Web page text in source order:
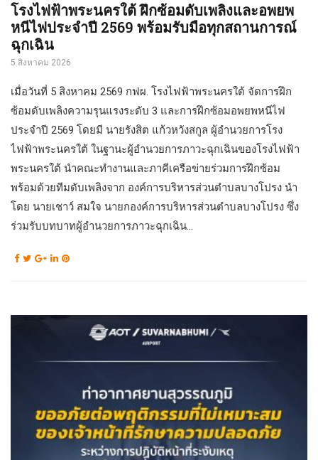
โรงไฟฟ้าพระนครใต้ ฝึกซ้อมดับเพลิงและอพยพ
หนีไฟประจำปี 2569 พร้อมรับมือทุกสถานการณ์
ฉุกเฉิน
5 สิงหาคม 2026
เมื่อวันที่ 5 สิงหาคม 2569 กฟผ. โรงไฟฟ้าพระนครใต้ จัดการฝึก
ซ้อมดับเพลิงความรุนแรงระดับ 3 และการฝึกซ้อมอพยพหนีไฟ
ประจำปี 2569 โดยมี นายรังสิต แก้วหวังสกูล ผู้อำนวยการโรง
ไฟฟ้าพระนครใต้ ในฐานะผู้อำนวยการภาวะฉุกเฉินของโรงไฟฟ้า
พระนครใต้ นำคณะทำงานและภาคีเครือข่ายร่วมการฝึกซ้อม
พร้อมด้วยทีมดับเพลิงจาก องค์การบริหารส่วนตำบลบางโปรง นำ
โดย นายเชาว์ สมใจ นายกองค์การบริหารส่วนตำบลบางโปรง ซึ่ง
ร่วมรับบทบาทผู้อำนวยการภาวะฉุกเฉิน...